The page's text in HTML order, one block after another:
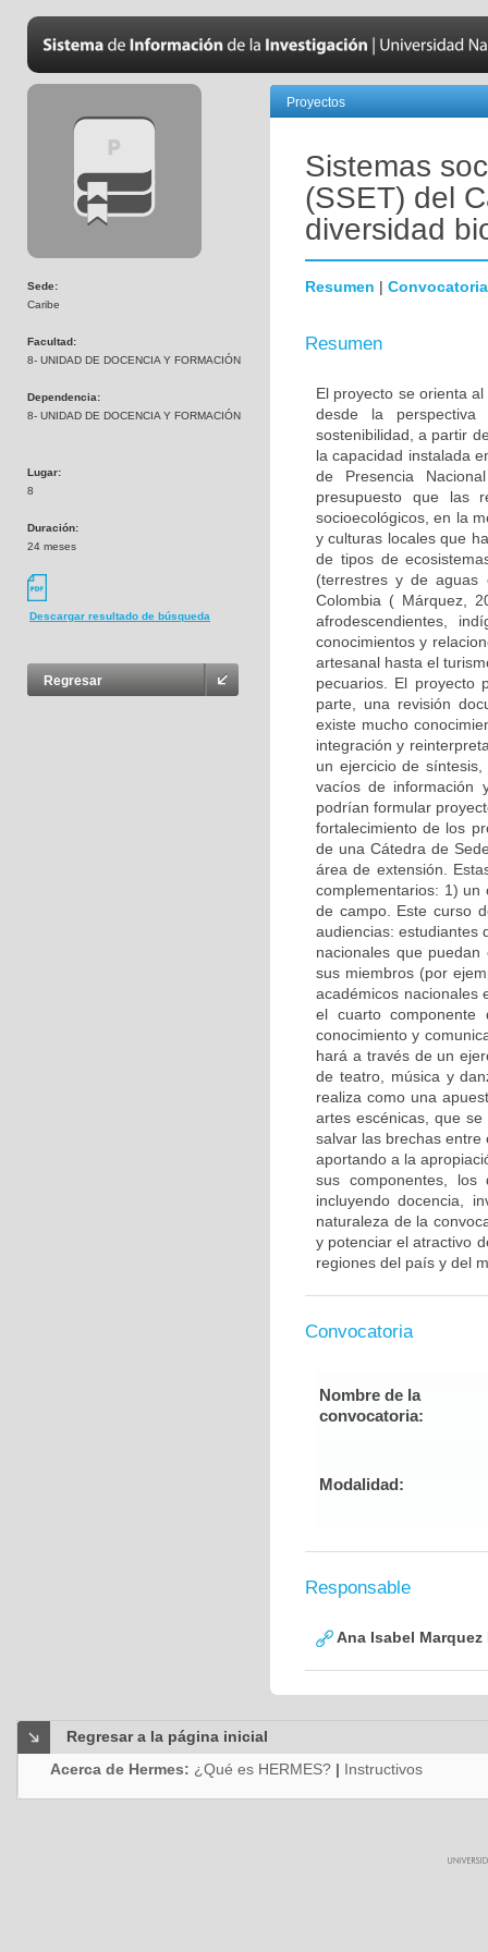
Sede:
Caribe
Facultad:
8- UNIDAD DE DOCENCIA Y FORMACIÓN
Dependencia:
8- UNIDAD DE DOCENCIA Y FORMACIÓN
Lugar:
8
Duración:
24 meses
Descargar resultado de búsqueda
Regresar
Proyectos
Sistemas
(SSET) del
diversidad
Resumen | Convocatoria
Resumen
El proyecto se orienta
desde la
sostenibilidad, a partir
la capacidad instalada
de Presencia
presupuesto que las
socioecológicos, en la
y culturas locales que
de tipos de
(terrestres y de aguas
Colombia ( Márquez,
afrodescendientes,
conocimientos y
artesanal hasta el
pecuarios. El proyecto
parte, una revisión
existe mucho
integración y
un ejercicio de
vacíos de información
podrían formular
fortalecimiento de los
de una Cátedra de
área de extensión.
complementarios: 1) un
de campo. Este curso
audiencias: estudiantes
nacionales que
sus miembros (por
académicos nacionales
el cuarto
conocimiento y
hará a través de un
de teatro, música y
realiza como una
artes escénicas, que
salvar las brechas entre
aportando a la
sus componentes, los
incluyendo docencia,
naturaleza de la
y potenciar el atractivo
regiones del país y del
Convocatoria
Nombre de la
convocatoria:
Modalidad:
Responsable
Ana Isabel Marquez
Regresar a la página inicial
Acerca de Hermes: ¿Qué es HERMES? | Instructivos